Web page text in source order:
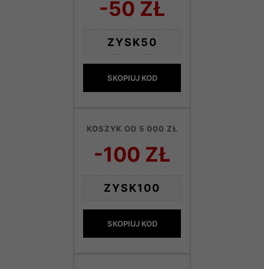
-50 ZŁ
ZYSK50
SKOPIUJ KOD
KOSZYK OD 5 000 ZŁ
-100 ZŁ
ZYSK100
SKOPIUJ KOD